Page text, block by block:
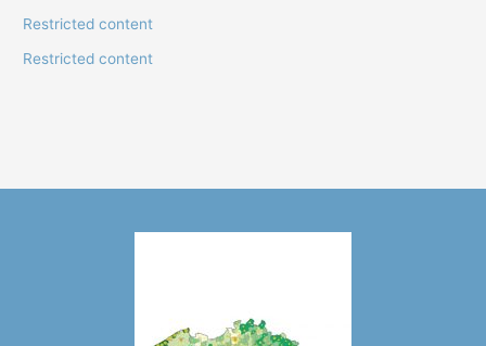
Restricted content
Restricted content